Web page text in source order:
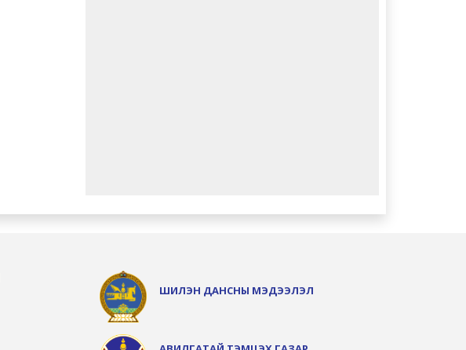
ШИЛЭН ДАНСНЫ МЭДЭЭЛЭЛ